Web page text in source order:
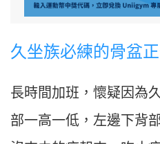
久坐族必練的骨盆
長時間加班，懷疑因為
部一高一低，左邊下背